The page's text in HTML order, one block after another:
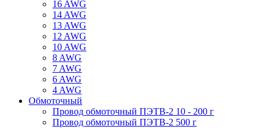
16 AWG
14 AWG
13 AWG
12 AWG
10 AWG
8 AWG
7 AWG
6 AWG
4 AWG
Обмоточный
Провод обмоточный ПЭТВ-2 10 - 200 г
Провод обмоточный ПЭТВ-2 500 г